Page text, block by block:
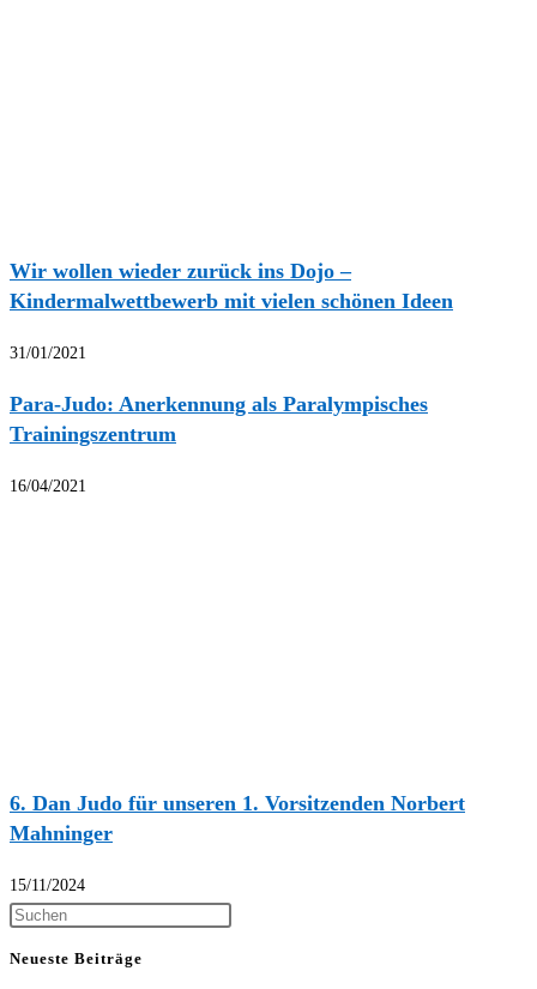
Wir wollen wieder zurück ins Dojo –
Kindermalwettbewerb mit vielen schönen Ideen
31/01/2021
Para-Judo: Anerkennung als Paralympisches
Trainingszentrum
16/04/2021
6. Dan Judo für unseren 1. Vorsitzenden Norbert
Mahninger
15/11/2024
Neueste Beiträge